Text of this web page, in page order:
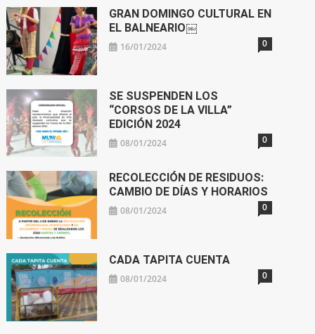
GRAN DOMINGO CULTURAL EN
EL BALNEARIO￼
16/01/2024 0
SE SUSPENDEN LOS
“CORSOS DE LA VILLA”
EDICIÓN 2024
08/01/2024 0
RECOLECCIÓN DE RESIDUOS:
CAMBIO DE DÍAS Y HORARIOS
08/01/2024 0
CADA TAPITA CUENTA
08/01/2024 0